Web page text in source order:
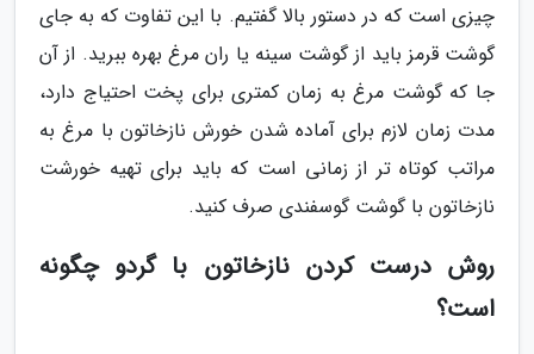
چیزی است که در دستور بالا گفتیم. با این تفاوت که به جای
گوشت قرمز باید از گوشت سینه یا ران مرغ بهره ببرید. از آن
جا که گوشت مرغ به زمان کمتری برای پخت احتیاج دارد،
مدت زمان لازم برای آماده شدن خورش نازخاتون با مرغ به
مراتب کوتاه تر از زمانی است که باید برای تهیه خورشت
نازخاتون با گوشت گوسفندی صرف کنید.
روش درست کردن نازخاتون با گردو چگونه
است؟